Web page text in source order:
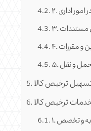
ترخیص کالا
خدمات ترخیص کالا